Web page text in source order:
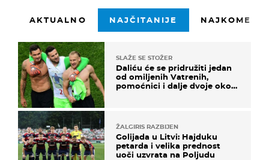
AKTUALNO NAJČITANIJE
SLAŽE SE STOŽER
Daliću će se pridružiti jedan
od omiljenih Vatrenih,
pomoćnici i dalje dvoje oko
ŽALGIRIS RAZBIJEN
Golijada u Litvi: Hajduku
petarda i velika prednost
uoči uzvrata na Poljudu